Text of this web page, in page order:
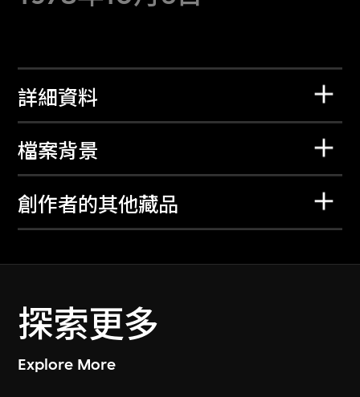
詳細資料
檔案背景
創作者的其他藏品
探索更多
Explore More